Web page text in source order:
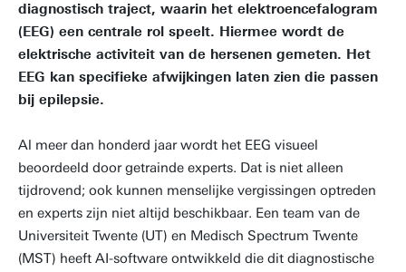
diagnostisch traject, waarin het elektroencefalogram
(EEG) een centrale rol speelt. Hiermee wordt de
elektrische activiteit van de hersenen gemeten. Het
EEG kan specifieke afwijkingen laten zien die passen
bij epilepsie.
Al meer dan honderd jaar wordt het EEG visueel
beoordeeld door getrainde experts. Dat is niet alleen
tijdrovend; ook kunnen menselijke vergissingen optreden
en experts zijn niet altijd beschikbaar. Een team van de
Universiteit Twente (UT) en Medisch Spectrum Twente
(MST) heeft AI-software ontwikkeld die dit diagnostische